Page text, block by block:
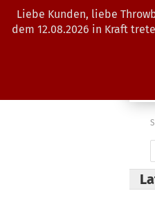
Liebe Kunden, liebe
dem 12.08.2026 in Kraft